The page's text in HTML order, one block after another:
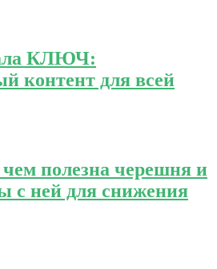
КЛЮЧ:
контент для всей
полезна черешня и
с ней для снижения